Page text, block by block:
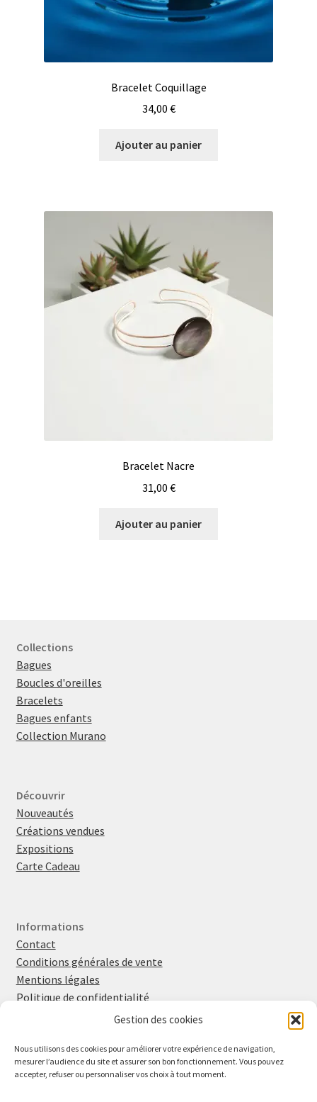
Gestion des cookies
Nous utilisons des cookies pour améliorer votre expérience de navigation,
mesurer l’audience du site et assurer son bon fonctionnement. Vous pouvez
accepter, refuser ou personnaliser vos choix à tout moment.
Bracelet Coquillage
34,00 €
Ajouter au panier
Bracelet Nacre
31,00 €
Ajouter au panier
Collections
Bagues
Boucles d'oreilles
Bracelets
Bagues enfants
Collection Murano
Découvrir
Nouveautés
Créations vendues
Expositions
Carte Cadeau
Informations
Contact
Conditions générales de vente
Mentions légales
Politique de confidentialité
Politique en matière de cookies
Retrouvez-moi surInstagrametFacebook